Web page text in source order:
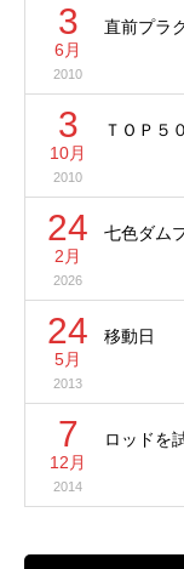
3
6月
2010
直前プラ
3
10月
2010
ＴＯＰ５
24
2月
2026
七色ダム
24
5月
2013
移動日
7
12月
2014
ロッドを